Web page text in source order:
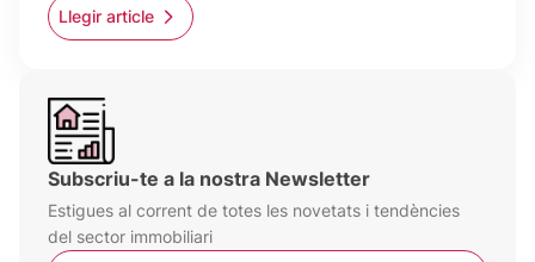
Llegir article
Subscriu-te a la nostra Newsletter
Estigues al corrent de totes les novetats i tendències
del sector immobiliari